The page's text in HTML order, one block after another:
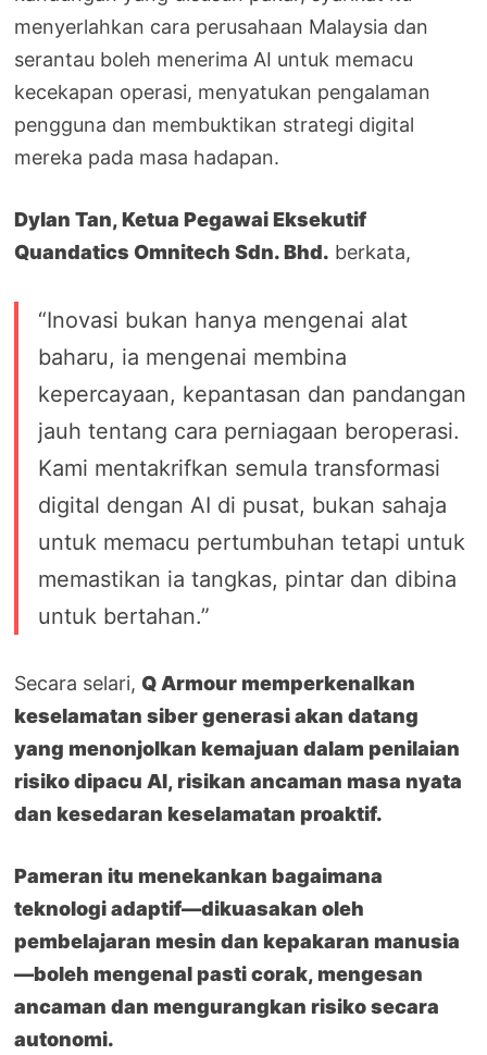
menyerlahkan cara perusahaan Malaysia dan
serantau boleh menerima AI untuk memacu
kecekapan operasi, menyatukan pengalaman
pengguna dan membuktikan strategi digital
mereka pada masa hadapan.
Dylan Tan, Ketua Pegawai Eksekutif
Quandatics Omnitech Sdn. Bhd. berkata,
“Inovasi bukan hanya mengenai alat
baharu, ia mengenai membina
kepercayaan, kepantasan dan pandangan
jauh tentang cara perniagaan beroperasi.
Kami mentakrifkan semula transformasi
digital dengan AI di pusat, bukan sahaja
untuk memacu pertumbuhan tetapi untuk
memastikan ia tangkas, pintar dan dibina
untuk bertahan.”
Secara selari,Q Armour memperkenalkan
keselamatan siber generasi akan datang
yang menonjolkan kemajuan dalam penilaian
risiko dipacu AI, risikan ancaman masa nyata
dan kesedaran keselamatan proaktif.
Pameran itu menekankan bagaimana
teknologi adaptif—dikuasakan oleh
pembelajaran mesin dan kepakaran manusia
—boleh mengenal pasti corak, mengesan
ancaman dan mengurangkan risiko secara
autonomi.